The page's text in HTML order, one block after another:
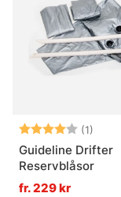
Betyg: (1)
4.0
Guideline Drifter
Reservblåsor
fr. 229 kr